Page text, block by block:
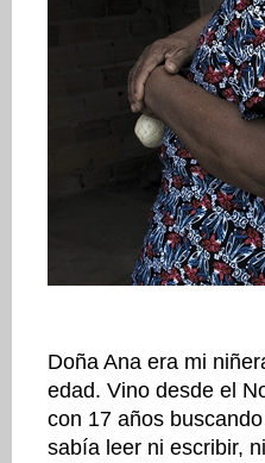
Doña Ana era mi
edad. Vino desde el
con 17 años
sabía leer ni escribir,